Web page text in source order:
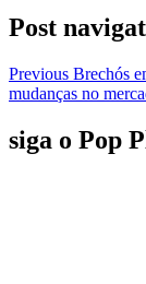
Post
Previous Brechós
mudanças no
siga o Pop